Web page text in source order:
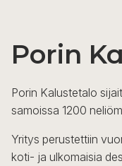
Porin
Porin Kalustetalo
samoissa 1200
Yritys perustettiin
koti- ja ulkomaisia